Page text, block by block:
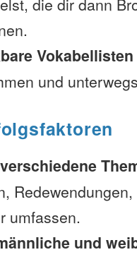
die dir dann
Vokabellisten
und
umfassen.
und